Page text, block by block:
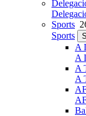
Sports
Sports
A
A
A
A